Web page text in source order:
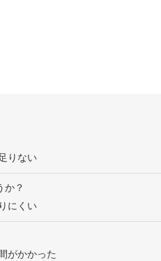
りない
か？
にくい
がかかった